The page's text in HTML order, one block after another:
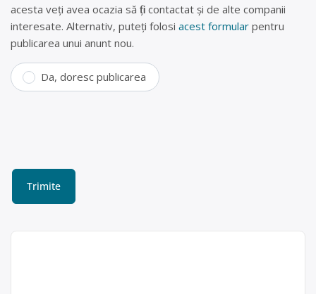
acesta veți avea ocazia să fiți contactat și de alte companii
interesate. Alternativ, puteți folosi acest formular pentru
publicarea unui anunt nou.
Da, doresc publicarea